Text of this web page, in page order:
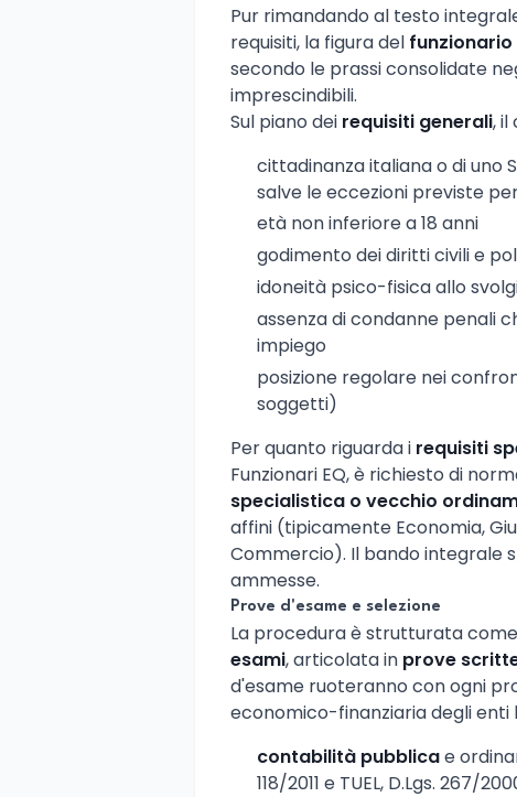
Pur rimandando al testo
requisiti, la figura del
secondo le prassi consolidate
imprescindibili.
Sul piano dei requisiti generali, il
cittadinanza italiana o di uno
salve le eccezioni previste
età non inferiore a 18 anni
godimento dei diritti civili e
idoneità psico-fisica allo
assenza di condanne penali
impiego
posizione regolare nei
soggetti)
Per quanto riguarda i requisiti
Funzionari EQ, è richiesto di
specialistica o vecchio
affini (tipicamente Economia,
Commercio). Il bando integrale
ammesse.
Prove d'esame e selezione
La procedura è strutturata come
esami, articolata in prove
d'esame ruoteranno con ogni
economico-finanziaria degli enti
contabilità pubblicae
118/2011 e TUEL, D.Lgs. 267/